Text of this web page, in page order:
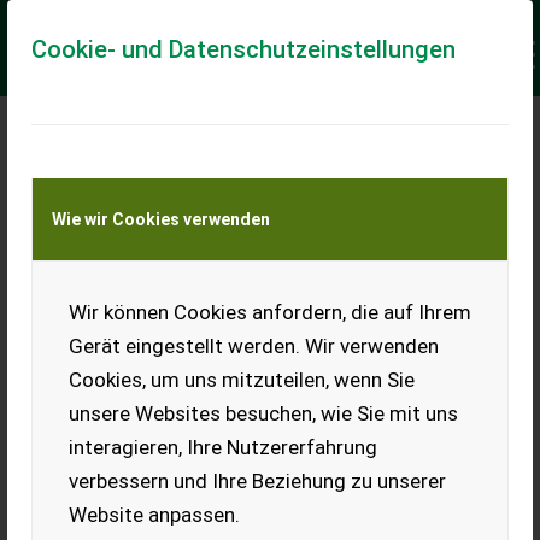
Cookie- und Datenschutzeinstellungen
Wie wir Cookies verwenden
Wir können Cookies anfordern, die auf Ihrem
Gerät eingestellt werden. Wir verwenden
Cookies, um uns mitzuteilen, wenn Sie
unsere Websites besuchen, wie Sie mit uns
interagieren, Ihre Nutzererfahrung
verbessern und Ihre Beziehung zu unserer
Website anpassen.
Meine Transportkostenanfrage
Transport von Land- und Baumaschinen –
KEINE Tiertransporte
Ladeort
Ort